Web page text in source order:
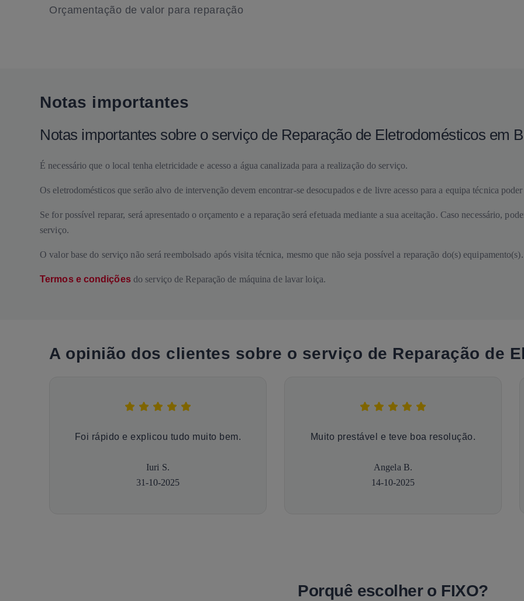
Orçamentação de valor para reparação
Notas importantes
Notas importantes sobre o serviço de Reparação de Eletrodomésticos em
É necessário que o local tenha eletricidade e acesso a água canalizada para a realização do serviço.
Os eletrodomésticos que serão alvo de intervenção devem encontrar-se desocupados e de livre acesso para a equipa técnica
Se for possível reparar, será apresentado o orçamento e a reparação será efetuada mediante a sua aceitação. Caso necessário,
serviço.
O valor base do serviço não será reembolsado após visita técnica, mesmo que não seja possível a reparação do(s) equipamento(s).
Termos e condiçõesdo serviço de Reparação de máquina de lavar loiça.
A opinião dos clientes sobre o serviço de Reparação de
Foi rápido e explicou tudo muito bem.
Iuri S.
31-10-2025
Muito prestável e teve boa resolução.
Angela B.
14-10-2025
Porquê escolher o FIXO?